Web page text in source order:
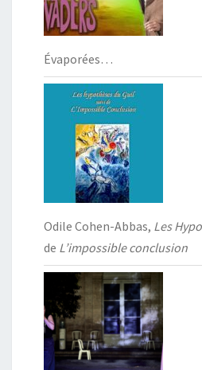
Évaporées…
Odile Cohen-Abbas, Les
de L’impossible conclusion